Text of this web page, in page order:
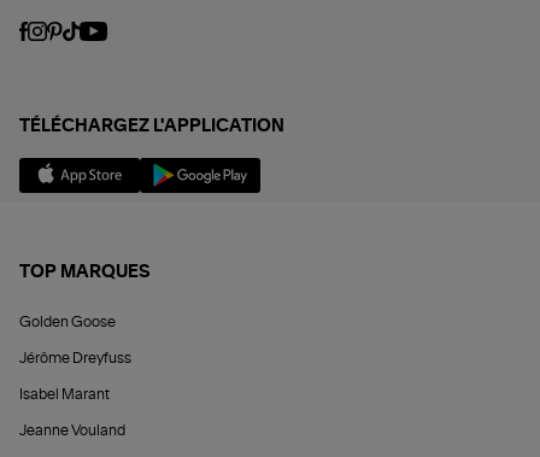
TÉLÉCHARGEZ L'APPLICATION
TOP MARQUES
Golden Goose
Jérôme Dreyfuss
Isabel Marant
Jeanne Vouland